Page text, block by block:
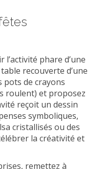
phare d’une
recouverte d’une
pots de crayons
roulent) et proposez
reçoit un dessin
symboliques,
cristallisés ou des
la créativité et
remettez à